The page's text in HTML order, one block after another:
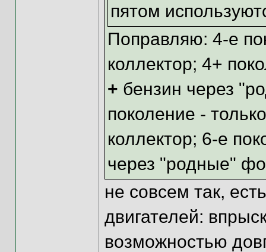
пятом
Поправляю: 4-е
коллектор; 4+
+ бензин через
поколение -
коллектор; 6-е
через "родные"
не совсем так,
двигателей:
возможностью